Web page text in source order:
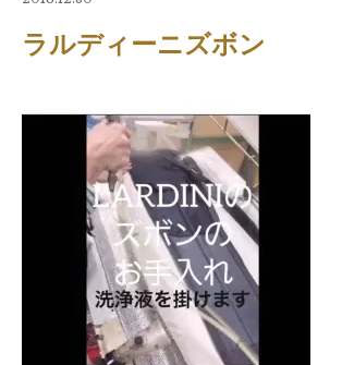
ラルディーニズボン